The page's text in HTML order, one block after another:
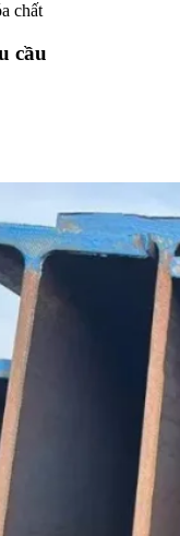
chất
cầu